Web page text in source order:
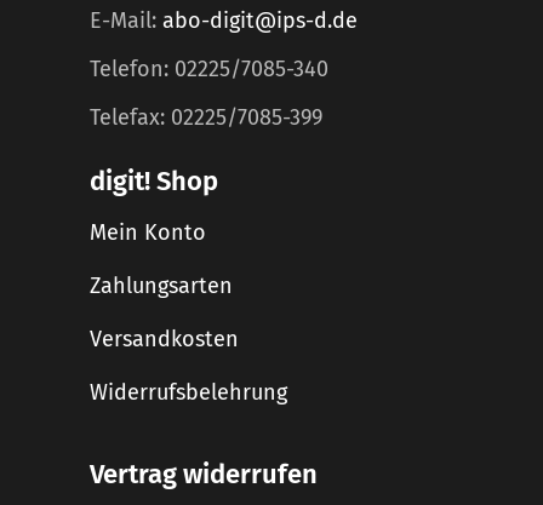
E-Mail: abo-digit@ips-d.de
Telefon: 02225/7085-340
Telefax: 02225/7085-399
digit! Shop
Mein Konto
Zahlungsarten
Versandkosten
Widerrufsbelehrung
Vertrag widerrufen